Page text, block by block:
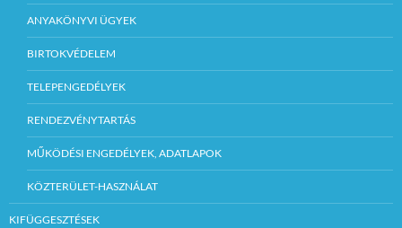
ANYAKÖNYVI ÜGYEK
BIRTOKVÉDELEM
TELEPENGEDÉLYEK
RENDEZVÉNYTARTÁS
MŰKÖDÉSI ENGEDÉLYEK, ADATLAPOK
KÖZTERÜLET-HASZNÁLAT
KIFÜGGESZTÉSEK